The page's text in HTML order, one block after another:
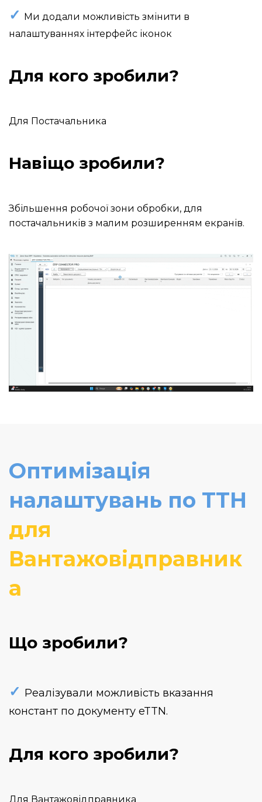
✓ Ми додали можливість змінити в
налаштуваннях інтерфейс іконок
Для кого зробили?
Для Постачальника
Навіщо зробили?
Збільшення робочої зони обробки, для
постачальників з малим розширенням екранів.
Оптимізація
налаштувань по ТТН
для
Вантажовідправник
а
Що зробили?
✓ Реалізували можливість вказання
констант по документу eTTN.
Для кого зробили?
Для Вантажовідправника